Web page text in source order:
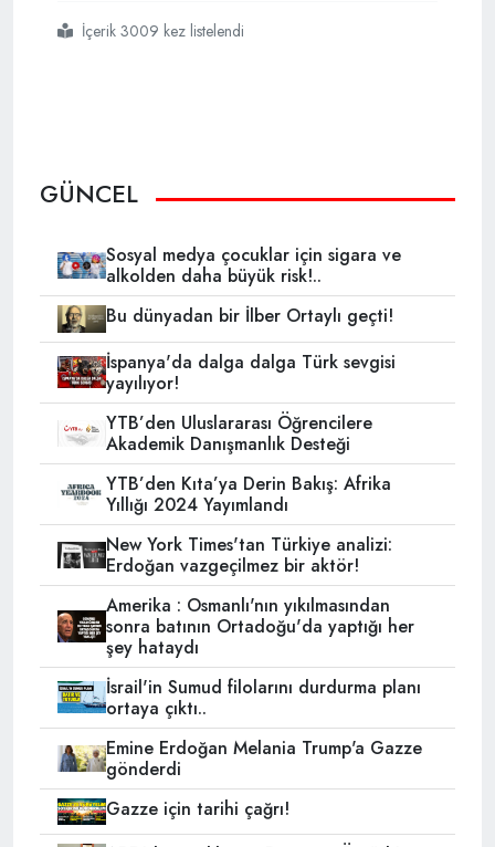
#pkknın
#katlettiği
#eren
#bülbül
#yaşasaydı
#19
#yaşında
#olacaktıİçerik 3009 kez listelendi
GÜNCEL
Sosyal medya çocuklar için sigara ve
alkolden daha büyük risk!..
Bu dünyadan bir İlber Ortaylı geçti!
İspanya'da dalga dalga Türk sevgisi
yayılıyor!
YTB’den Uluslararası Öğrencilere
Akademik Danışmanlık Desteği
YTB’den Kıta’ya Derin Bakış: Afrika
Yıllığı 2024 Yayımlandı
New York Times'tan Türkiye analizi:
Erdoğan vazgeçilmez bir aktör!
Amerika : Osmanlı'nın yıkılmasından
sonra batının Ortadoğu'da yaptığı her
şey hataydı
İsrail'in Sumud filolarını durdurma planı
ortaya çıktı..
Emine Erdoğan Melania Trump'a Gazze
gönderdi
Gazze için tarihi çağrı!